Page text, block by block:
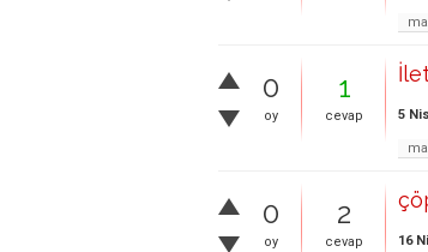
0
oy
1
cevap 5
0
oy
2
cevap 16